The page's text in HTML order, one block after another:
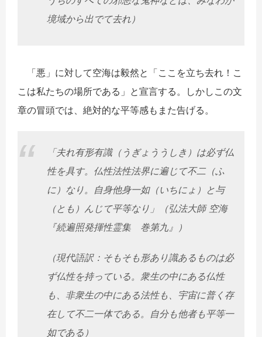
境域から出でて去れ）
「悪」に対して空海は毅然と「ここを立ち去れ！こ
こは私たちの場所である」と宣言する。しかしこの文
章の冒頭では、絶対的な平等感もまた告げる。
「夫れ有形有識（うぎょううしき）は必ず仏
性を具す。仏性法性法界に遍じて不二（ふ
に）なり。自身他身一如（いちにょ）と与
（とも）んじて平等なり」（弘法大師 空海
『続遍照発揮性霊集 巻第九』）
（現代語訳：そもそも形あり識あるものは必
ず仏性を持っている。衆生の中にある仏性
も、非衆生の中にある法性も、宇宙に普く存
在して不二一体である。自分も他者も平等一
如である）